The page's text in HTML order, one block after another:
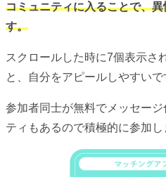
コミュニティに入ることで、
す。
スクロールした時に7個表示さ
と、自分をアピールしやすいで
参加者同士が無料でメッセー
ティもあるので積極的に参加し